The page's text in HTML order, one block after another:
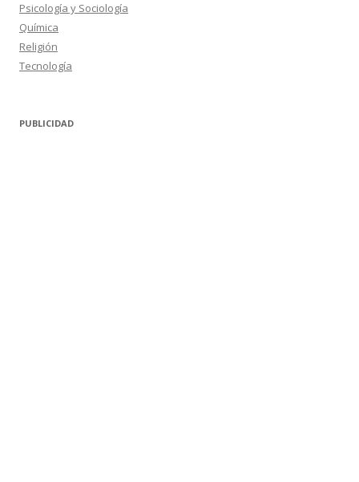
Psicología y Sociología
Química
Religión
Tecnología
PUBLICIDAD